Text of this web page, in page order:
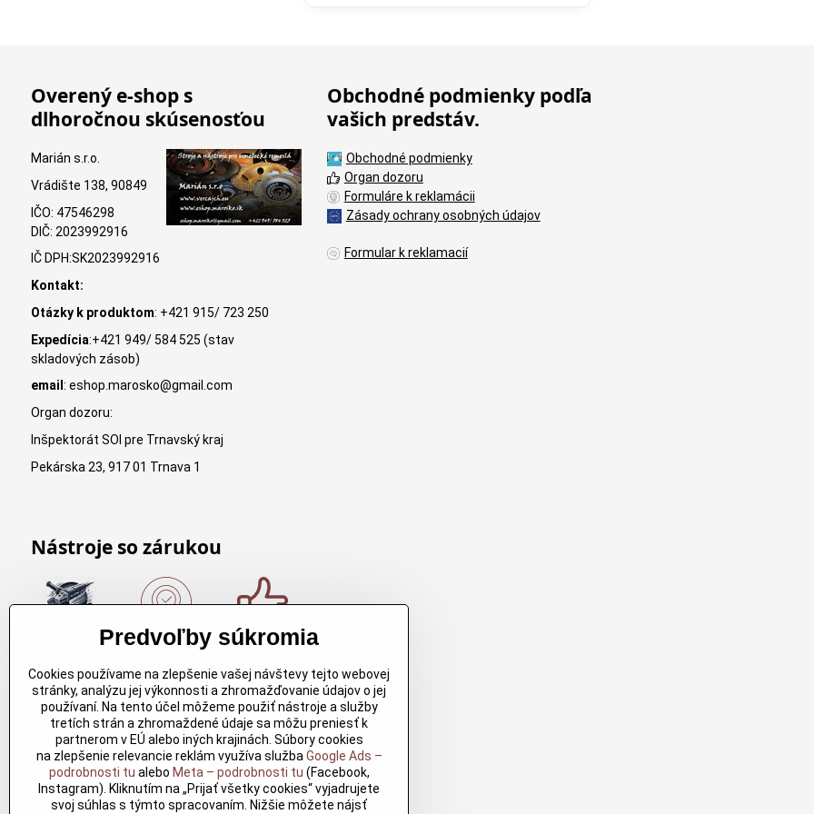
Overený e-shop s
dlhoročnou skúsenosťou
Marián s.r.o.
Vrádište 138, 90849
IČO: 47546298
DIČ: 2023992916
IČ DPH:SK2023992916
Kontakt:
Otázky k produktom: +421 915/ 723 250
Expedícia:+421 949/ 584 525 (stav
skladových zásob)
email : eshop.marosko@gmail.com
Organ dozoru:
Inšpektorát SOI pre Trnavský kraj
Pekárska 23, 917 01 Trnava 1
Obchodné podmienky podľa
vašich predstáv.
Obchodné podmienky
Organ dozoru
Formuláre k reklamácii
Zásady ochrany osobných údajov
Formular k reklamacií
Nástroje so zárukou
Nákup nad
Nákup nad
150€ a máte
dopravu
zdarma.
Produkty
skladom do
24h. Sú
doma.
Originálne
Arbortech
Každy
produkt je
vytvoreny
pre
konkretný
účel. Záruka
kvality v
Kvalitné
náradie
Kvalitné
rezbárske
náradie
overené
časom pre
profesionálov
aj nadšencov
Predvoľby súkromia
Cookies používame na zlepšenie vašej návštevy tejto webovej
stránky, analýzu jej výkonnosti a zhromažďovanie údajov o jej
používaní. Na tento účel môžeme použiť nástroje a služby
tretích strán a zhromaždené údaje sa môžu preniesť k
partnerom v EÚ alebo iných krajinách. Súbory cookies
na zlepšenie relevancie reklám využíva služba Google Ads –
podrobnosti tu alebo Meta – podrobnosti tu (Facebook,
Instagram). Kliknutím na „Prijať všetky cookies“ vyjadrujete
svoj súhlas s týmto spracovaním. Nižšie môžete nájsť